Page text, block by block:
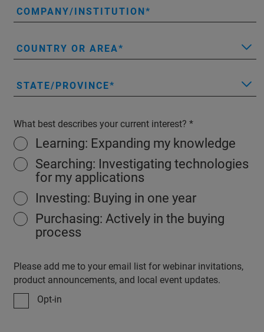
COMPANY/INSTITUTION
COUNTRY OR AREA
STATE/PROVINCE
What best describes your current interest?
Learning: Expanding my knowledge
Searching: Investigating technologies
for my applications
Investing: Buying in one year
Purchasing: Actively in the buying
process
Please add me to your email list for webinar invitations,
product announcements, and local event updates.
Opt-in